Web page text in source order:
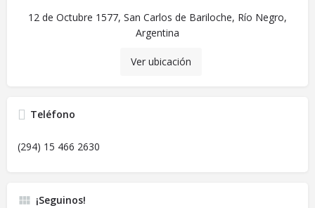
12 de Octubre 1577, San Carlos de Bariloche, Río Negro,
Argentina
Ver ubicación
Teléfono
(294) 15 466 2630
¡Seguinos!